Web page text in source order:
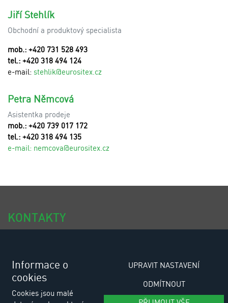
Jiří Stehlík
Obchodní a produktový specialista
mob.: +420 731 528 493
tel.: +420 318 494 124
e-mail: stehlik@eurositex.cz
Petra Němcová
Asistentka prodeje
mob.: +420 739 017 172
tel.: +420 318 494 135
e-mail: nemcova@eurositex.cz
KONTAKTY
tel.: +420 318 494 100
e-email: eurositex@eurositex.cz
Euro SITEX s.r.o.
Informace o
cookies
Cookies jsou malé
UPRAVIT NASTAVENÍ
ODMÍTNOUT